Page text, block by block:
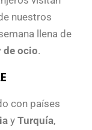
nuestros
llena de
de ocio.
con países
y Turquía,